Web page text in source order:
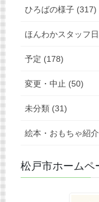
ひろばの様子 (317)
ほんわかスタッフ
予定 (178)
変更・中止 (50)
未分類 (31)
絵本・おもちゃ紹
松戸市ホームペ